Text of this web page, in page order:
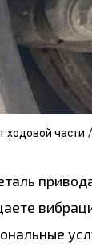
ходовой части /